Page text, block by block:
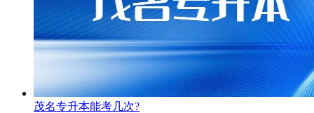
茂名专升本能考几次?